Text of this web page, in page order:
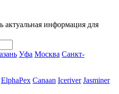
актуальная информация для
Уфа Москва Санкт-
ElphaPex Canaan Iceriver Jasminer